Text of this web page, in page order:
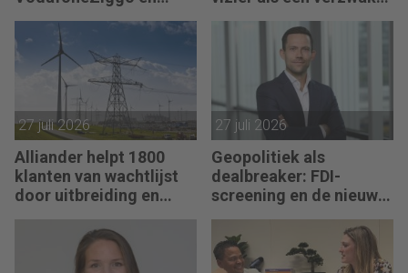
Telenet succesvol
maakt, verandert niet.”
koopje
27 juli 2026
Alliander helpt 1800
klanten van wachtlijst
door uitbreiding en
stroomnet
27 juli 2026
Geopolitiek als
dealbreaker: FDI-
screening en de nieuwe
Nederlandse M&A